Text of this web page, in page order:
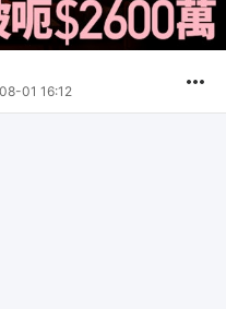
01 16:12